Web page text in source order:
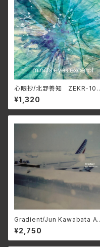
心眼抄/北野善知 ZEKR-100
8
¥1,320
Gradient/Jun Kawabata AP
-1105
¥2,750